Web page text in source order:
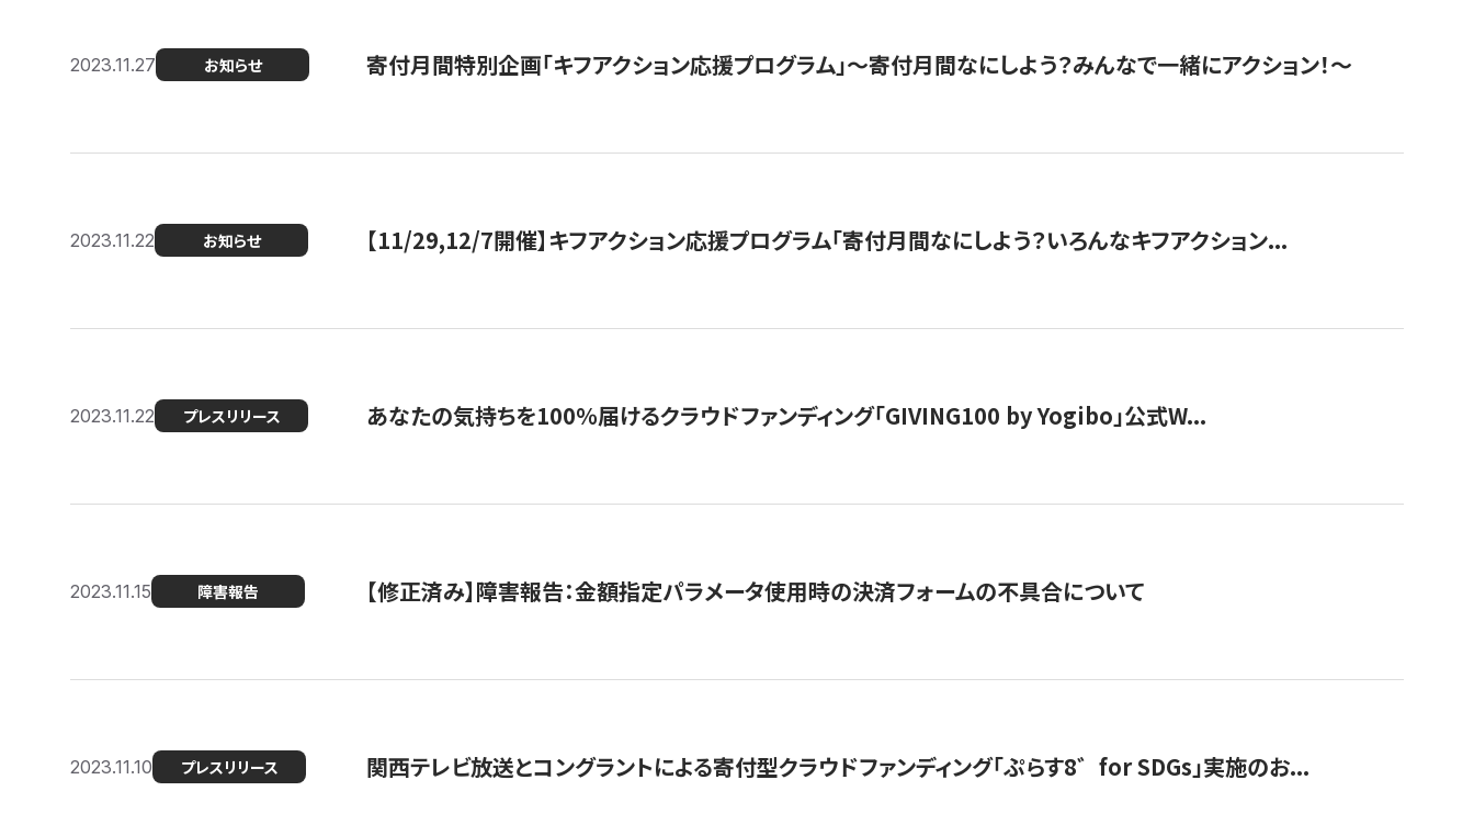
2023.11.27 お知らせ 寄付月間特別企画「キフアクション応援プログラム」〜寄付月間なにしよう？みんなで一緒にアクション！〜
2023.11.22 お知らせ 【11/29,12/7開催】キフアクション応援プログラム「寄付月間なにしよう？いろんなキフアクション...
2023.11.22 プレスリリース あなたの気持ちを100％届けるクラウドファンディング「GIVING100 by Yogibo」公式W...
2023.11.15 障害報告 【修正済み】障害報告：金額指定パラメータ使用時の決済フォームの不具合について
2023.11.10 プレスリリース 関西テレビ放送とコングラントによる寄付型クラウドファンディング「ぷらす8゛for SDGs」実施のお...